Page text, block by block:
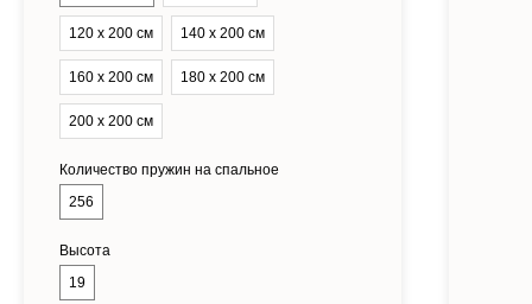
120 х 200 см 140 х 200 см
160 х 200 см 180 х 200 см
200 х 200 см
Количество пружин на спальное
256
Высота
19